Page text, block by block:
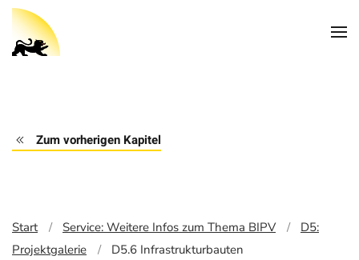
Zum vorherigen Kapitel
Start Service: Weitere Infos zum Thema BIPV
D5:
Projektgalerie
D5.6 Infrastrukturbauten